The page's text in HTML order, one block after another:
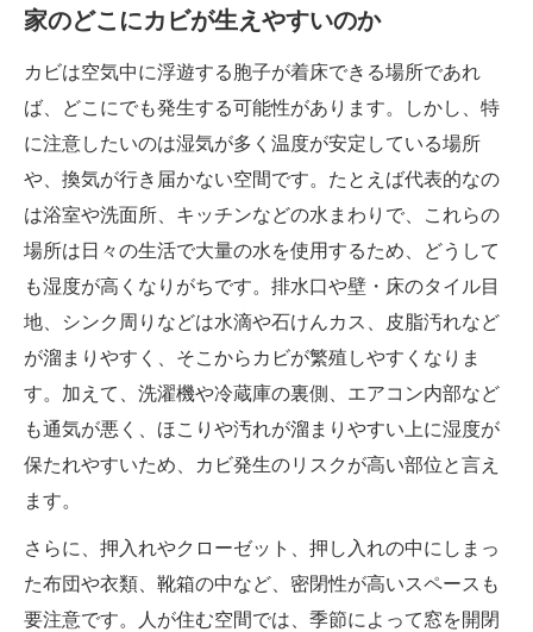
家のどこにカビが生えやすいのか
カビは空気中に浮遊する胞子が着床できる場所であれ
ば、どこにでも発生する可能性があります。しかし、特
に注意したいのは湿気が多く温度が安定している場所
や、換気が行き届かない空間です。たとえば代表的なの
は浴室や洗面所、キッチンなどの水まわりで、これらの
場所は日々の生活で大量の水を使用するため、どうして
も湿度が高くなりがちです。排水口や壁・床のタイル目
地、シンク周りなどは水滴や石けんカス、皮脂汚れなど
が溜まりやすく、そこからカビが繁殖しやすくなりま
す。加えて、洗濯機や冷蔵庫の裏側、エアコン内部など
も通気が悪く、ほこりや汚れが溜まりやすい上に湿度が
保たれやすいため、カビ発生のリスクが高い部位と言え
ます。
さらに、押入れやクローゼット、押し入れの中にしまっ
た布団や衣類、靴箱の中など、密閉性が高いスペースも
要注意です。人が住む空間では、季節によって窓を開閉